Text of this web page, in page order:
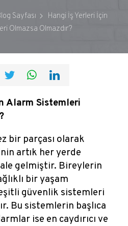
Sayfası
Hangi İş Yerleri İçin
Olmazsa Olmazdır?
Alarm Sistemleri
bir parçası olarak
artık her yerde
gelmiştir. Bireylerin
bir yaşam
güvenlik sistemleri
Bu sistemlerin başlıca
ise en caydırıcı ve